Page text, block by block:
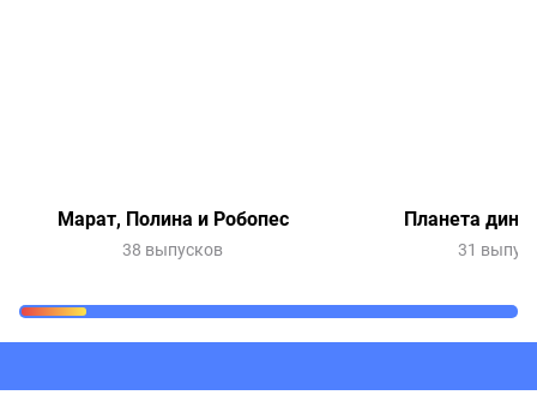
Марат, Полина и Робопес
38 выпусков
Планета
31